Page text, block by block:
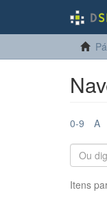
0-9 A
Itens